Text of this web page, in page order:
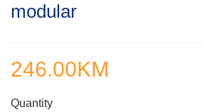
modular
246.00KM
Quantity